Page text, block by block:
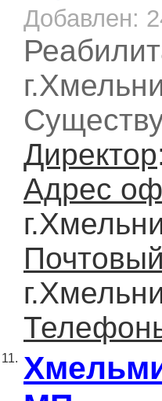
Добавлен:
Директор
Адрес
11.